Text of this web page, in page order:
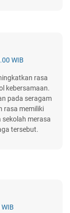
WIB
rasa
kebersamaan.
pada seragam
rasa memiliki
merasa
tersebut.